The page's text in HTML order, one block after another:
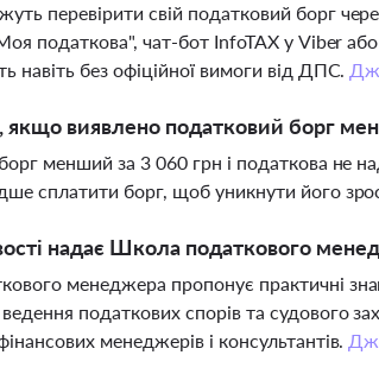
перевірити свій податковий борг
податкова", чат-бот InfoTAX у Viber
навіть без офіційної вимоги від ДПС.
виявлено податковий борг
менший за 3 060 грн і податкова не
сплатити борг, щоб уникнути його
надає Школа податкового
менеджера пропонує практичні
податкових спорів та судового
менеджерів і консультантів.